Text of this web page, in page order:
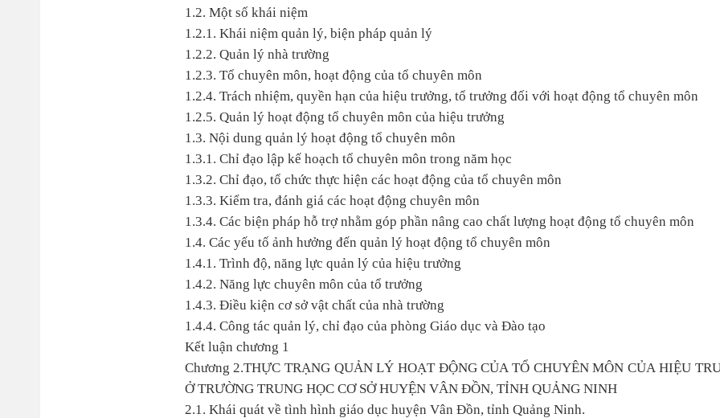
1.2. Một số khái niệm
1.2.1. Khái niệm quản lý, biện pháp quản lý
1.2.2. Quản lý nhà trường
1.2.3. Tổ chuyên môn, hoạt động của tổ chuyên môn
1.2.4. Trách nhiệm, quyền hạn của hiệu trưởng, tổ trưởng đối với hoạt động tổ chuyên môn
1.2.5. Quản lý hoạt động tổ chuyên môn của hiệu trưởng
1.3. Nội dung quản lý hoạt động tổ chuyên môn
1.3.1. Chỉ đạo lập kế hoạch tổ chuyên môn trong năm học
1.3.2. Chỉ đạo, tổ chức thực hiện các hoạt động của tổ chuyên môn
1.3.3. Kiểm tra, đánh giá các hoạt động chuyên môn
1.3.4. Các biện pháp hỗ trợ nhằm góp phần nâng cao chất lượng hoạt động tổ chuyên môn
1.4. Các yếu tố ảnh hưởng đến quản lý hoạt động tổ chuyên môn
1.4.1. Trình độ, năng lực quản lý của hiệu trưởng
1.4.2. Năng lực chuyên môn của tổ trưởng
1.4.3. Điều kiện cơ sở vật chất của nhà trường
1.4.4. Công tác quản lý, chỉ đạo của phòng Giáo dục và Đào tạo
Kết luận chương 1
Chương 2.THỰC TRẠNG QUẢN LÝ HOẠT ĐỘNG CỦA TỔ CHUYÊN MÔN CỦA HIỆU
Ở TRƯỜNG TRUNG HỌC CƠ SỞ HUYỆN VÂN ĐỒN, TỈNH QUẢNG NINH
2.1. Khái quát về tình hình giáo dục huyện Vân Đồn, tỉnh Quảng Ninh.